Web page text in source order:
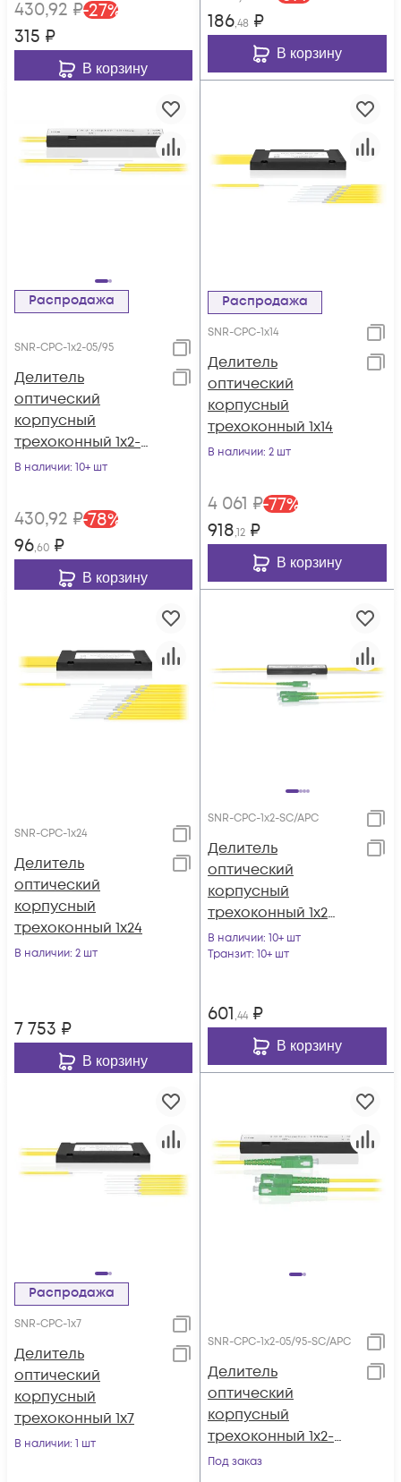
430,92 ₽-27%
315 ₽
В корзину
186,48 ₽
В корзину
Распродажа
SNR-CPС-1x2-05/95
Делитель
оптический
корпусный
трехоконный 1х2-
05/95
В наличии: 10+ шт
430,92 ₽-78%
96,60 ₽
В корзину
Распродажа
SNR-CPC-1x14
Делитель
оптический
корпусный
трехоконный 1х14
В наличии: 2 шт
4 061 ₽-77%
918,12 ₽
В корзину
SNR-CPC-1x24
Делитель
оптический
корпусный
трехоконный 1х24
В наличии: 2 шт
7 753 ₽
В корзину
SNR-CPC-1x2-SC/APC
Делитель
оптический
корпусный
трехоконный 1х2
SC/APC
В наличии: 10+ шт
Транзит: 10+ шт
601,44 ₽
В корзину
Распродажа
SNR-CPC-1x7
Делитель
оптический
корпусный
трехоконный 1х7
В наличии: 1 шт
SNR-CPC-1x2-05/95-SC/APC
Делитель
оптический
корпусный
трехоконный 1х2-
05/95 SC/APC
Под заказ